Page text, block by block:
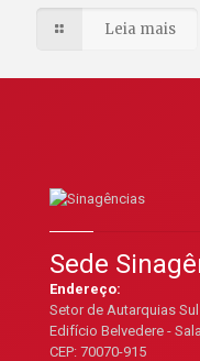
Leia mais
Sede
Endereço:
Setor de Autarquias Sul
Edifício Belvedere -
CEP: 70070-915